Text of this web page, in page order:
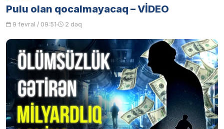
Pulu olan qocalmayacaq – VİDEO
9 fevral / 09:51 2 dəq